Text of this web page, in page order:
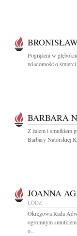
Pogrążeni w
wiadomość o śmierci
BARBARA
Z żalem i smutkiem
Barbary Natorskiej
JOANNA
ŁÓDŹ
Okręgowa Rada
ogromnym
o...